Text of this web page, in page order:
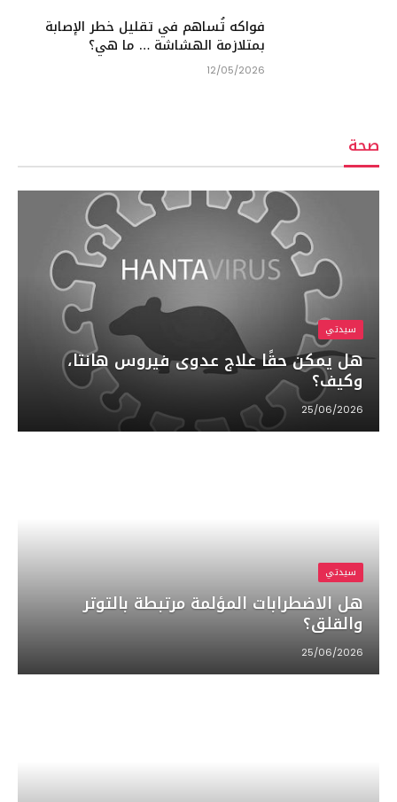
فواكه تُساهم في تقليل خطر الإصابة
بمتلازمة الهشاشة … ما هي؟
12/05/2026
صحة
سيدتي
هل يمكن حقًا علاج عدوى فيروس هانتا،
وكيف؟
25/06/2026
سيدتي
هل الاضطرابات المؤلمة مرتبطة بالتوتر
والقلق؟
25/06/2026